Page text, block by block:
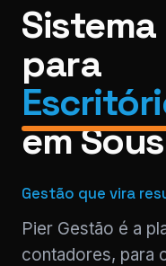
para
em
Gestão que vira
Pier Gestão é a
contadores, para